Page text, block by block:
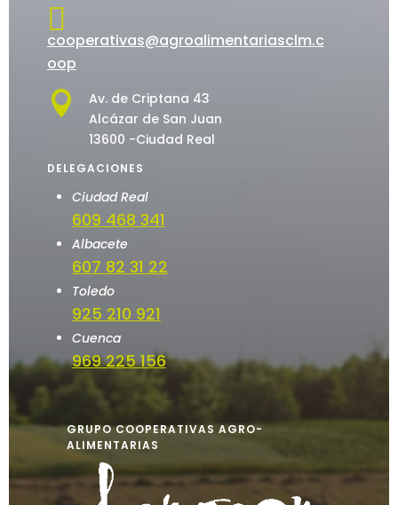

cooperativas@agroalimentariasclm.c
oop

Av. de Criptana 43
Alcázar de San Juan
13600 -Ciudad Real
DELEGACIONES
Ciudad Real
609 468 341
Albacete
607 82 31 22
Toledo
925 210 921
Cuenca
969 225 156
GRUPO COOPERATIVAS AGRO-
ALIMENTARIAS